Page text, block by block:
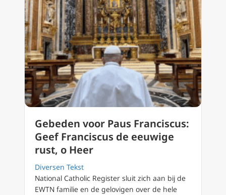
Gebeden voor Paus Franciscus:
Geef Franciscus de eeuwige
rust, o Heer
Diversen Tekst
National Catholic Register sluit zich aan bij de
EWTN familie en de gelovigen over de hele